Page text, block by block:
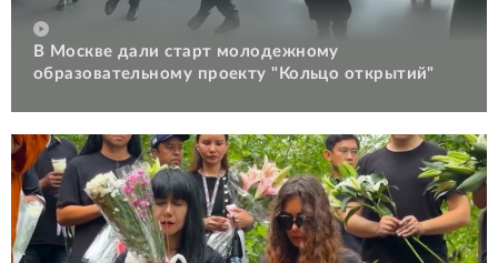
В Москве дали старт молодежному
образовательному проекту "Кольцо открытий"